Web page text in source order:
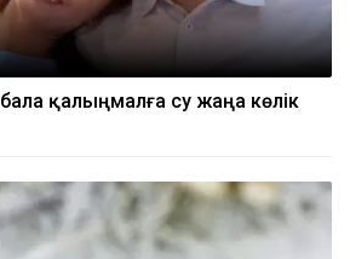
қалыңмалға су жаңа көлік